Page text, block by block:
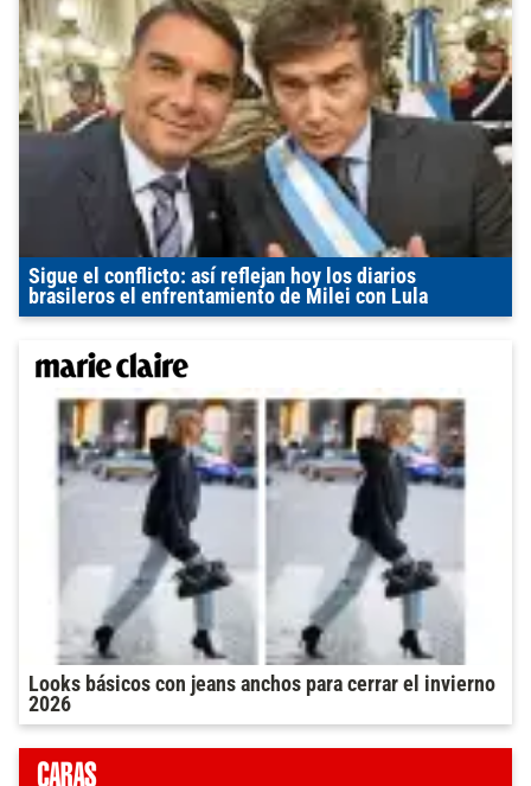
Sigue el conflicto: así reflejan hoy los diarios
brasileros el enfrentamiento de Milei con Lula
Looks básicos con jeans anchos para cerrar el invierno
2026